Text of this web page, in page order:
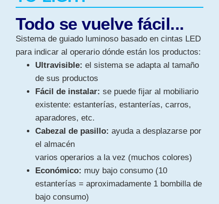
Todo se vuelve fácil...
Sistema de guiado luminoso basado en cintas LED
para indicar al operario dónde están los productos:
Ultravisible: el sistema se adapta al tamaño
de sus productos
Fácil de instalar:se puede fijar al mobiliario
existente: estanterías, estanterías, carros,
aparadores, etc.
Cabezal de pasillo:ayuda a desplazarse por
el almacén
varios operarios a la vez (muchos colores)
Económico: muy bajo consumo (10
estanterías = aproximadamente 1 bombilla de
bajo consumo)